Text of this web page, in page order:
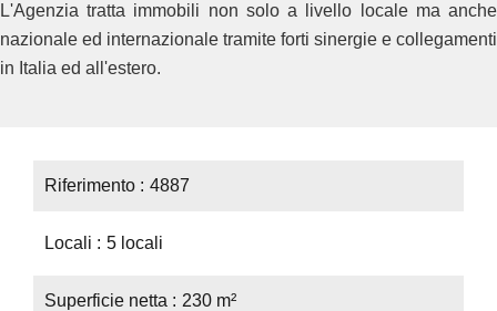
L'Agenzia tratta immobili non solo a livello locale ma anche
nazionale ed internazionale tramite forti sinergie e collegamenti
in Italia ed all'estero.
Riferimento 4887
Locali 5 locali
Superficie netta 230 m²